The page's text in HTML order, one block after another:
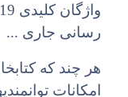
رسانی جاری ...
هر چند که
امکانات